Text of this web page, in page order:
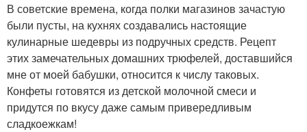
В советские времена, когда полки магазинов зачастую
были пусты, на кухнях создавались настоящие
кулинарные шедевры из подручных средств. Рецепт
этих замечательных домашних трюфелей, доставшийся
мне от моей бабушки, относится к числу таковых.
Конфеты готовятся из детской молочной смеси и
придутся по вкусу даже самым привередливым
сладкоежкам!